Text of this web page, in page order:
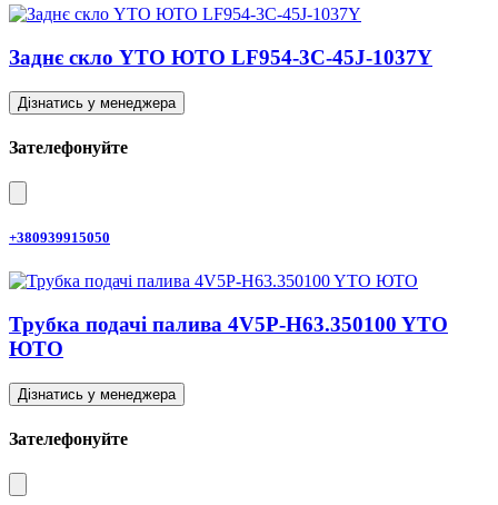
Заднє скло YTO ЮТО LF954-3C-45J-1037Y
Дізнатись у менеджера
Зателефонуйте
+380939915050
Трубка подачі палива 4V5P-H63.350100 YTO
ЮТО
Дізнатись у менеджера
Зателефонуйте